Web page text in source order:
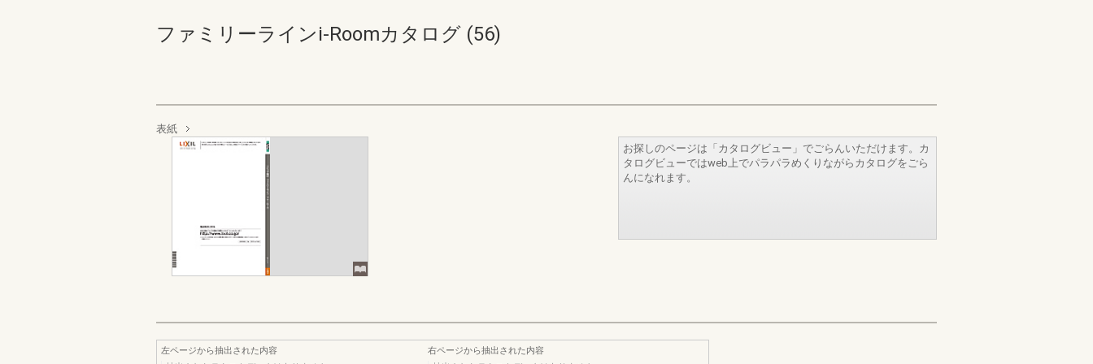
ファミリーラインi-Roomカタログ (56)
表紙
お探しのページは「カタログビュー」でごらんいただけます。カ
タログビューではweb上でパラパラめくりながらカタログをごら
んになれます。
左ページから抽出された内容
右ページから抽出された内容